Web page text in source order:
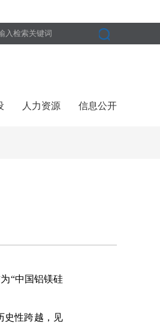
人力资源 信息公开
“中国铝镁硅
史性跨越，见